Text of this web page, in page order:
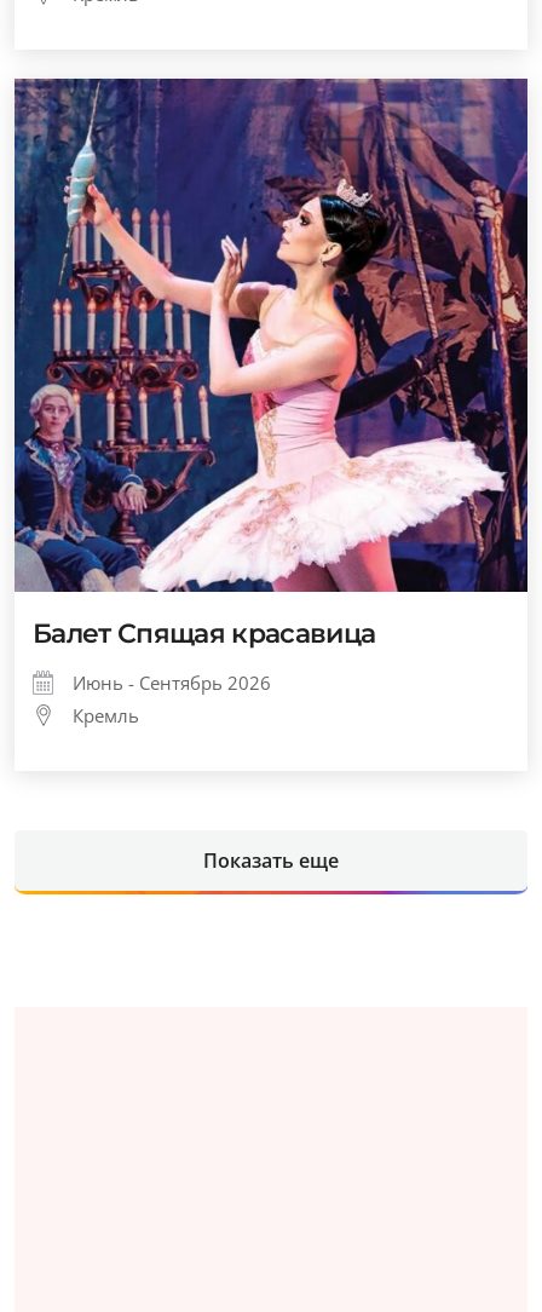
Балет Спящая красавица
Июнь - Сентябрь 2026
Кремль
Показать еще